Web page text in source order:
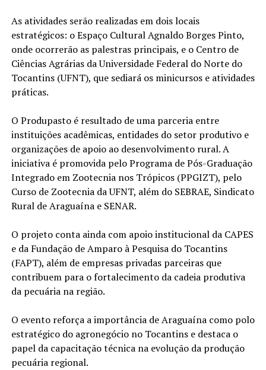
As atividades serão realizadas em dois locais
estratégicos: o Espaço Cultural Agnaldo Borges Pinto,
onde ocorrerão as palestras principais, e o Centro de
Ciências Agrárias da Universidade Federal do Norte do
Tocantins (UFNT), que sediará os minicursos e atividades
práticas.
O Produpasto é resultado de uma parceria entre
instituições acadêmicas, entidades do setor produtivo e
organizações de apoio ao desenvolvimento rural. A
iniciativa é promovida pelo Programa de Pós-Graduação
Integrado em Zootecnia nos Trópicos (PPGIZT), pelo
Curso de Zootecnia da UFNT, além do SEBRAE, Sindicato
Rural de Araguaína e SENAR.
O projeto conta ainda com apoio institucional da CAPES
e da Fundação de Amparo à Pesquisa do Tocantins
(FAPT), além de empresas privadas parceiras que
contribuem para o fortalecimento da cadeia produtiva
da pecuária na região.
O evento reforça a importância de Araguaína como polo
estratégico do agronegócio no Tocantins e destaca o
papel da capacitação técnica na evolução da produção
pecuária regional.